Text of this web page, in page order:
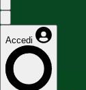
Accedi